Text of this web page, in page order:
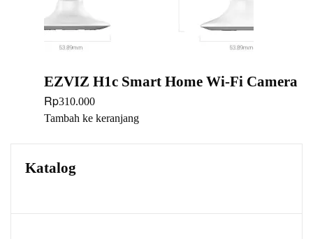
EZVIZ H1c Smart Home Wi-Fi Camera
Rp310.000
Tambah ke keranjang
Katalog